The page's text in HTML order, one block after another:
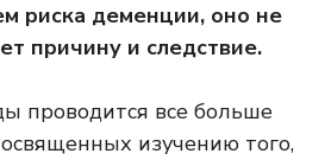
риска деменции, оно не
причину и следствие.
проводится все больше
изучению того,